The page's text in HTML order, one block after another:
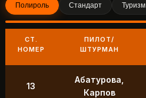
Полироль Стандарт Туризм
СТ.
НОМЕР
ПИЛОТ/
ШТУРМАН
13
Абатурова,
Карпов